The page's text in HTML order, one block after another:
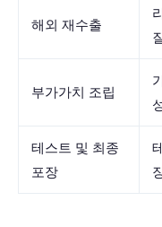
해외 재수출
부가가치 조립
테스트 및 최종
포장